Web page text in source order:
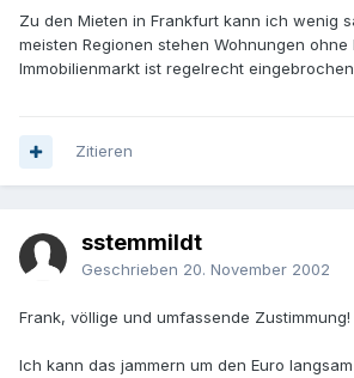
Zu den Mieten in Frankfurt kann ich wenig
meisten Regionen stehen Wohnungen
Immobilienmarkt ist regelrecht
Zitieren
sstemmildt
Geschrieben 20. November 2002
Frank, völlige und umfassende Zustimmung!
Ich kann das jammern um den Euro